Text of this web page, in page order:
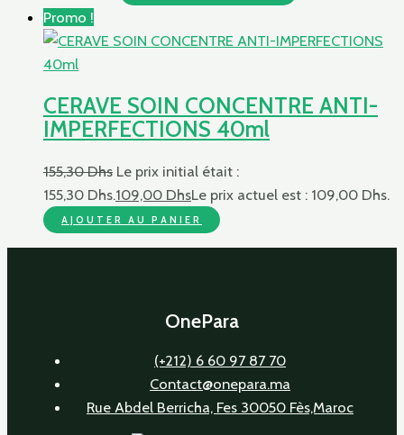
Promo !
CERAVE SOIN CONCENTRE ANTI-
IMPERFECTIONS 40ml
155,30Dhs Le prix initial était :
155,30 Dhs.109,00 DhsLe prix actuel est : 109,00 Dhs.
AJOUTER AU PANIER
OnePara
(+212) 6 60 97 87 70
Contact@onepara.ma
Rue Abdel Berricha, Fes 30050 Fès,Maroc